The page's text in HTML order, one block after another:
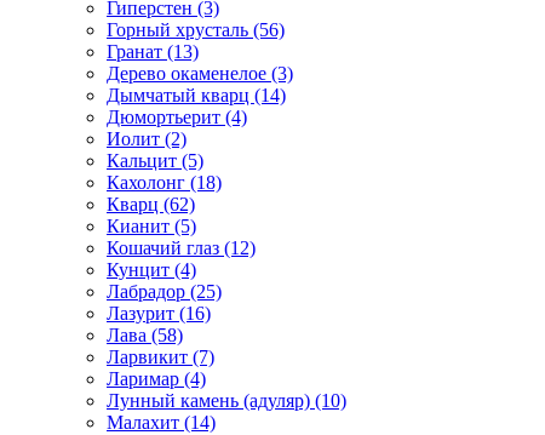
Гиперстен (3)
Горный хрусталь (56)
Гранат (13)
Дерево окаменелое (3)
Дымчатый кварц (14)
Дюмортьерит (4)
Иолит (2)
Кальцит (5)
Кахолонг (18)
Кварц (62)
Кианит (5)
Кошачий глаз (12)
Кунцит (4)
Лабрадор (25)
Лазурит (16)
Лава (58)
Ларвикит (7)
Ларимар (4)
Лунный камень (адуляр) (10)
Малахит (14)